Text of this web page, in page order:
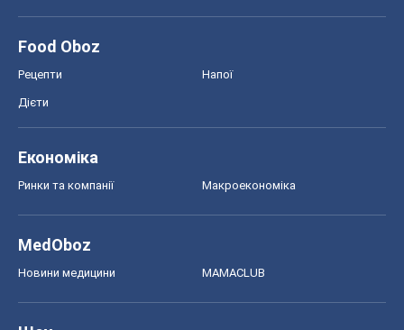
Food Oboz
Рецепти Напої
Дієти
Економіка
Ринки та компанії Макроекономіка
MedOboz
Новини медицини MAMACLUB